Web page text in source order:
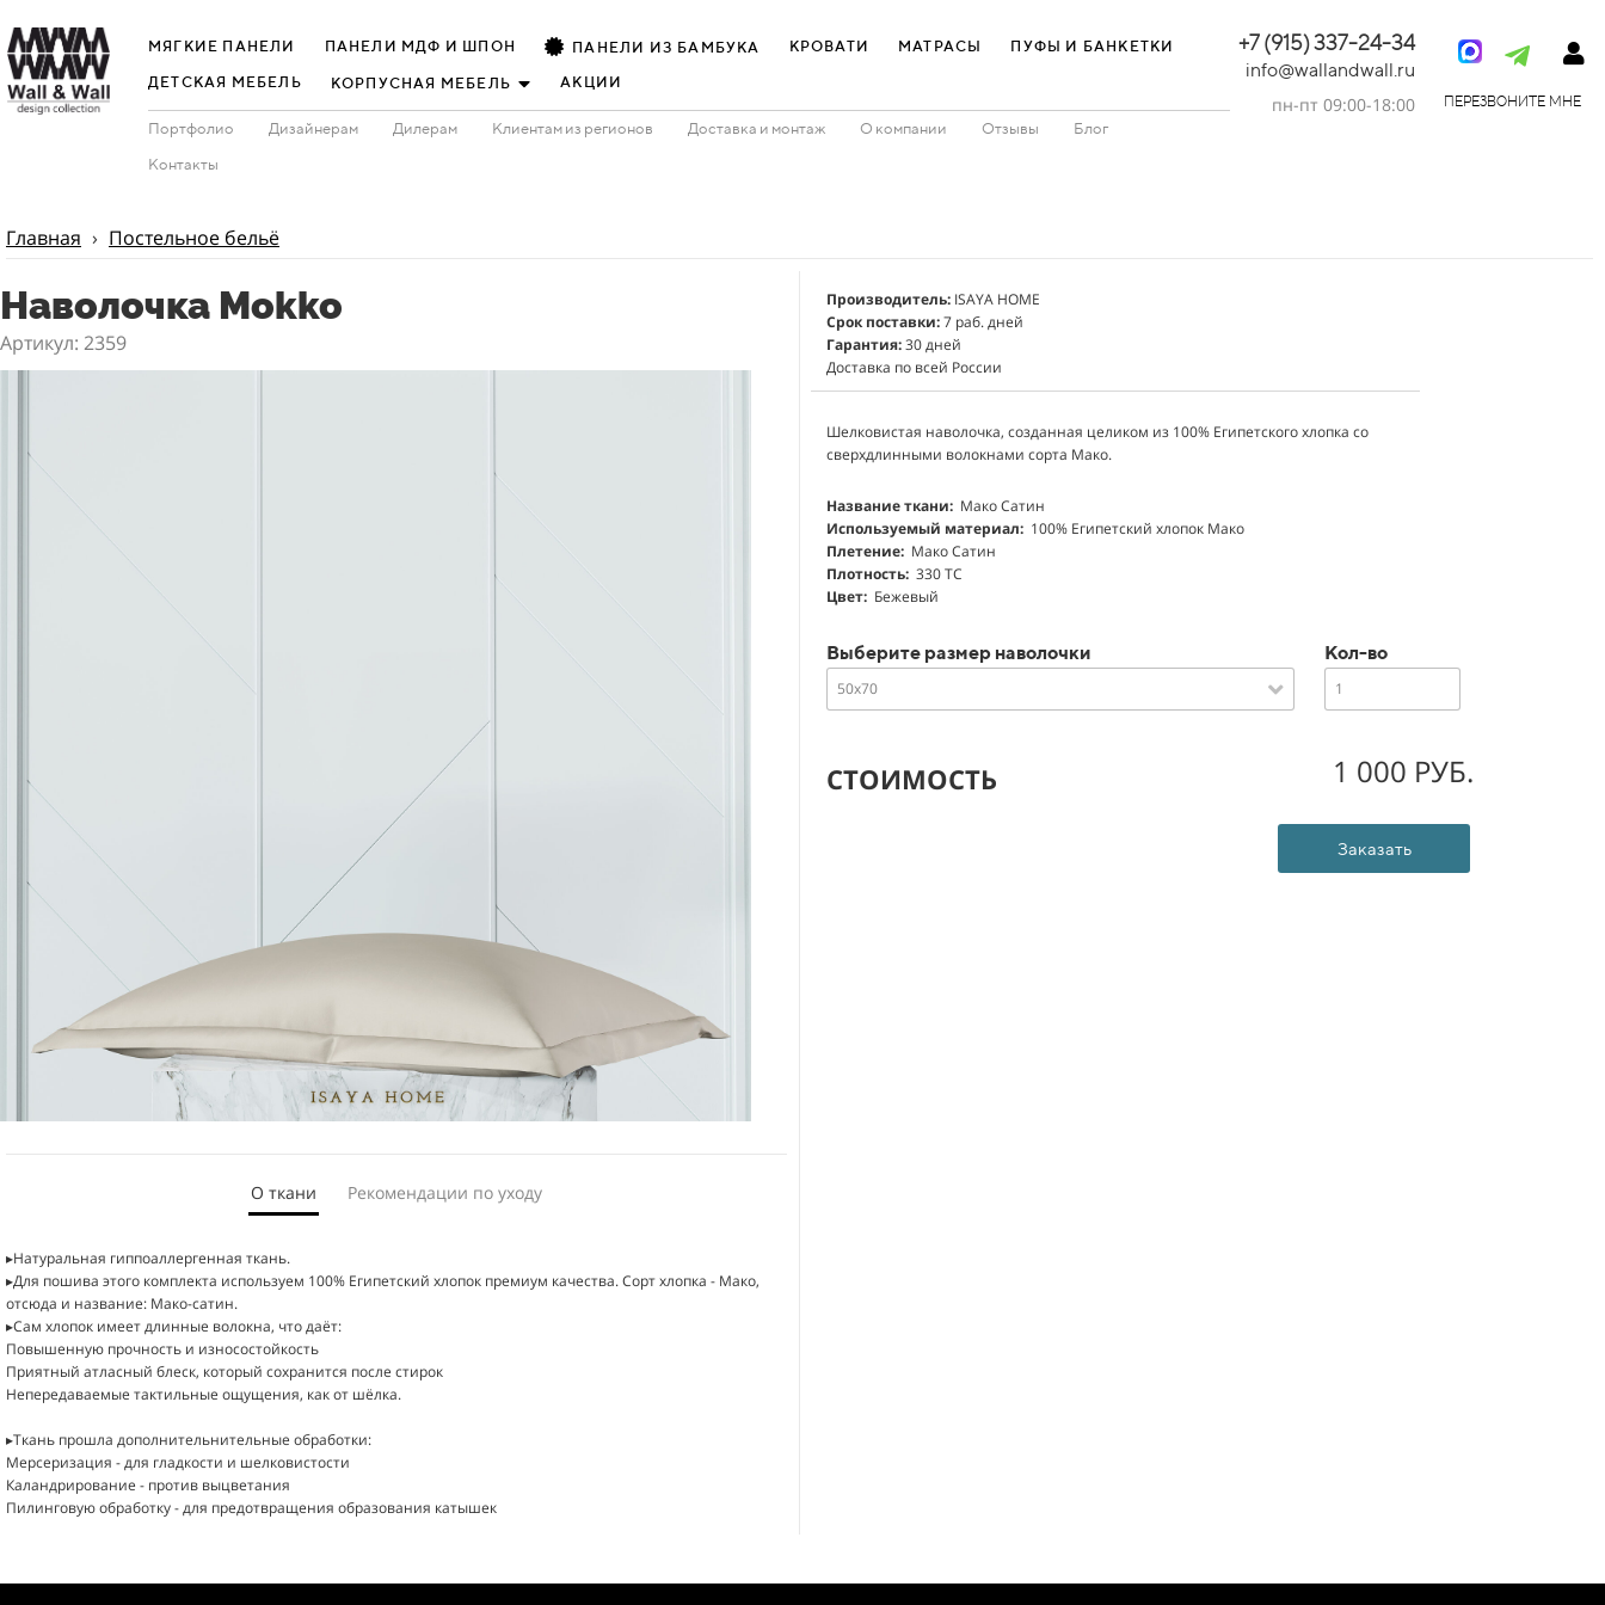
МЯГКИЕ ПАНЕЛИ ПАНЕЛИ МДФ И ШПОН ПАНЕЛИ ИЗ БАМБУКА КРОВАТИ МАТРАСЫ ПУФЫ И БАНКЕТКИ
ДЕТСКАЯ МЕБЕЛЬ КОРПУСНАЯ МЕБЕЛЬ АКЦИИ
Портфолио Дизайнерам Дилерам Клиентам из регионов Доставка и монтаж О компании Отзывы
Блог
Контакты
+7 (915) 337-24-34
info@wallandwall.ru
пн-пт 09:00-18:00
ПЕРЕЗВОНИТЕ МНЕ
Главная › Постельное бельё
Наволочка Mokko
Артикул: 2359
О ткани Рекомендации по уходу
▸Натуральная гиппоаллергенная ткань.
▸Для пошива этого комплекта используем 100% Египетский хлопок премиум качества. Сорт хлопка - Мако,
отсюда и название: Мако-сатин.
▸Сам хлопок имеет длинные волокна, что даёт:
Повышенную прочность и износостойкость
Приятный атласный блеск, который сохранится после стирок
Непередаваемые тактильные ощущения, как от шёлка.
▸Ткань прошла дополнительнительные обработки:
Мерсеризация - для гладкости и шелковистости
Каландрирование - против выцветания
Пилинговую обработку - для предотвращения образования катышек
▸Перед первым использованием, постирайте белье в теплой воде
▸Бельё может давать усадку до 6-8% - это учтено в размерах
▸При стирке заполняйте барабан стиральной машины до 50%
▸Выворачивайте изделия наизнанку, чтобы дольше сохранить цвет
▸Застегивайте все молнии перед началом стирки
▸Не используйте отбеливающие средства
▸Рекомендуем бережную стирку не выше 40 градусов С
Производитель: ISAYA HOME
Срок поставки:7 раб. дней
Гарантия:30 дней
Доставка по всей России
Шелковистая наволочка, созданная целиком из 100% Египетского хлопка со
сверхдлинными волокнами сорта Мако.
Название ткани: Мако Сатин
Используемый материал: 100% Египетский хлопок Мако
Плетение: Мако Сатин
Плотность: 330 ТС
Цвет: Бежевый
Выберите размер наволочки
50х70
Кол-во
СТОИМОСТЬ 1 000 РУБ.
Заказать